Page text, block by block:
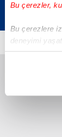
Bu çerezler,
Bu çerezlere
deneyimi
içerikleri